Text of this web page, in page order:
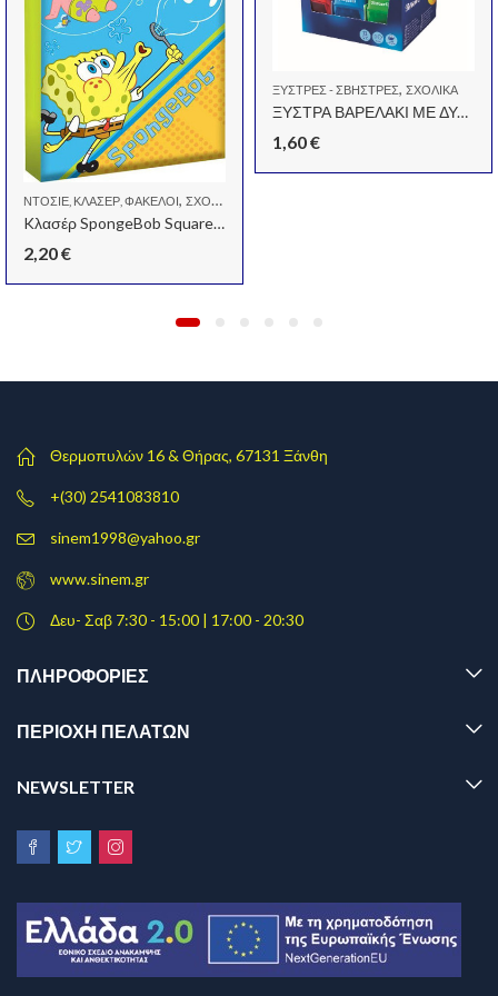
ΝΤΟΣΙΈ, ΚΛΑΣΈΡ, ΦΆΚΕΛΟΙ, ΣΧΟΛΙΚΆ
Kλασέρ SpongeBob Squarepants 17 x 25 (2 κρίκων)
2,20€
ΞΎΣΤΡΕΣ - ΣΒΉΣΤΡΕΣ, ΣΧΟΛΙΚΆ
ΞΥΣΤΡΑ ΒΑΡΕΛΑΚΙ ΜΕ ΔΥΟ ΤΡΥΠΕΣ
1,60€
Θερμοπυλών 16 & Θήρας, 67131 Ξάνθη
+(30) 2541083810
sinem1998@yahoo.gr
www.sinem.gr
Δευ- Σαβ 7:30 - 15:00 | 17:00 - 20:30
ΠΛΗΡΟΦΟΡΊΕΣ
ΠΕΡΙΟΧΗ ΠΕΛΑΤΩΝ
NEWSLETTER